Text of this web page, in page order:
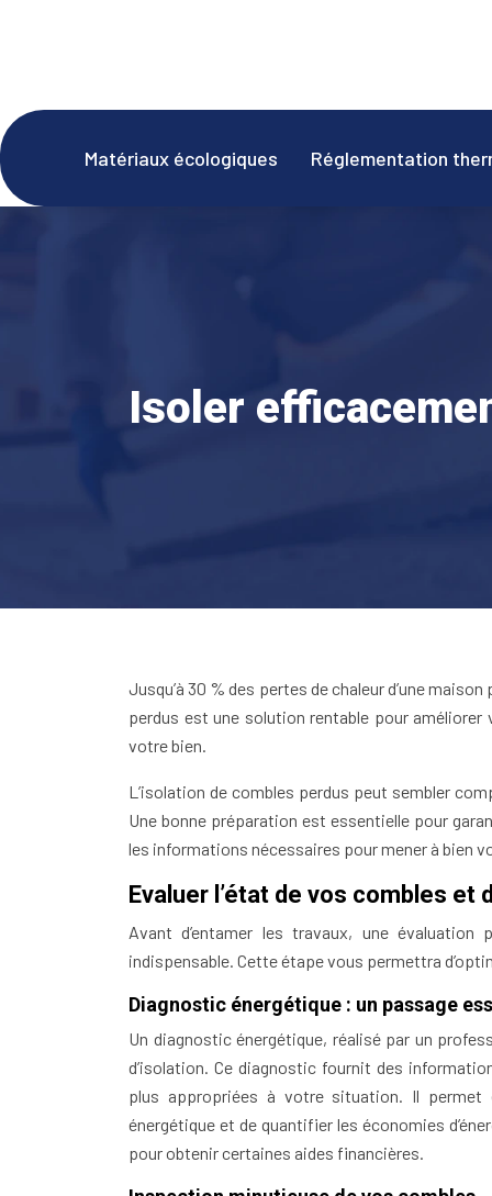
Matériaux écologiques Réglementation
Isoler
Jusqu’à 30 % des pertes de chaleur d’une
perdus est une solution rentable pour
votre bien.
L’isolation de combles perdus peut sembler
Une bonne préparation est essentielle pour
les informations nécessaires pour mener à bien
Evaluer l’état de vos combles
Avant d’entamer les travaux, une
indispensable. Cette étape vous permettra
Diagnostic énergétique : un passage
Un diagnostic énergétique, réalisé par un
d’isolation. Ce diagnostic fournit des
plus appropriées à votre situation. Il permet
énergétique et de quantifier les économies
pour obtenir certaines aides financières.